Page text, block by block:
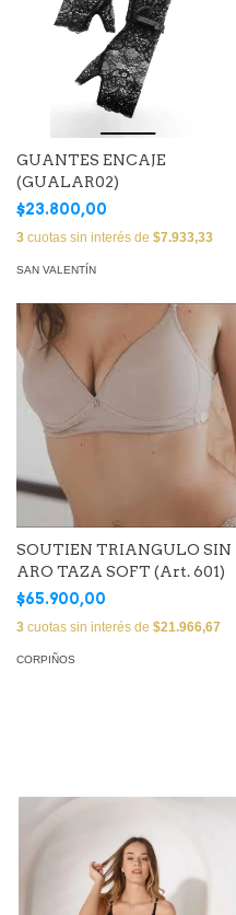
GUANTES ENCAJE
(GUALAR02)
$23.800,00
3 cuotas sin interés de $7.933,33
SAN VALENTÍN
SOUTIEN TRIANGULO SIN
ARO TAZA SOFT (Art. 601)
$65.900,00
3 cuotas sin interés de $21.966,67
CORPIÑOS